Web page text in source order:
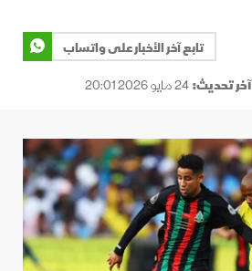
تابع آخر الأخبار على واتساب
آخر تحديث:24 مايو 2026 20:01